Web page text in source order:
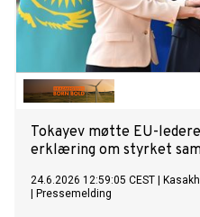
Tokayev møtte EU-
erklæring om styrket
24.6.2026 12:59:05 CEST
Pressemelding